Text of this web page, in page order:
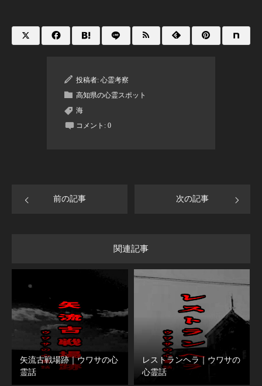
投稿者: 心霊考察
高知県の心霊スポット
海
コメント: 0
前の記事 次の記事
関連記事
矢流古戦場跡｜ウワサの心
霊話
レストランヘラ｜ウワサの
心霊話